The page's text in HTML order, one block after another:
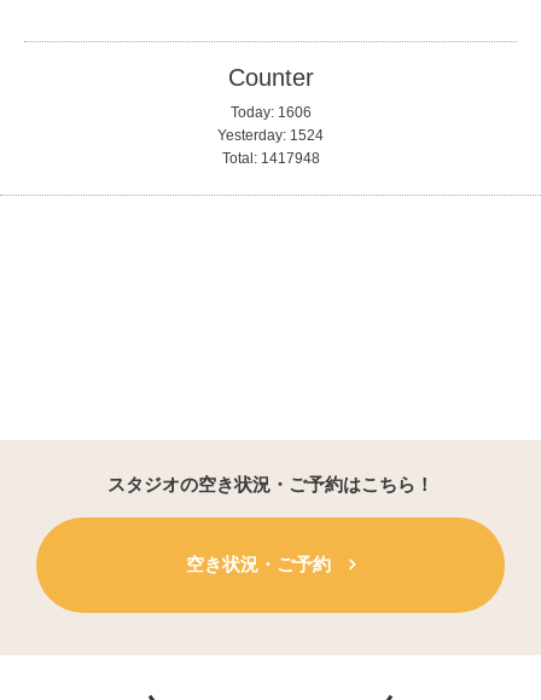
Counter
Today: 1606
Yesterday: 1524
Total: 1417948
スタジオの空き状況・ご予約はこちら！
空き状況・ご予約